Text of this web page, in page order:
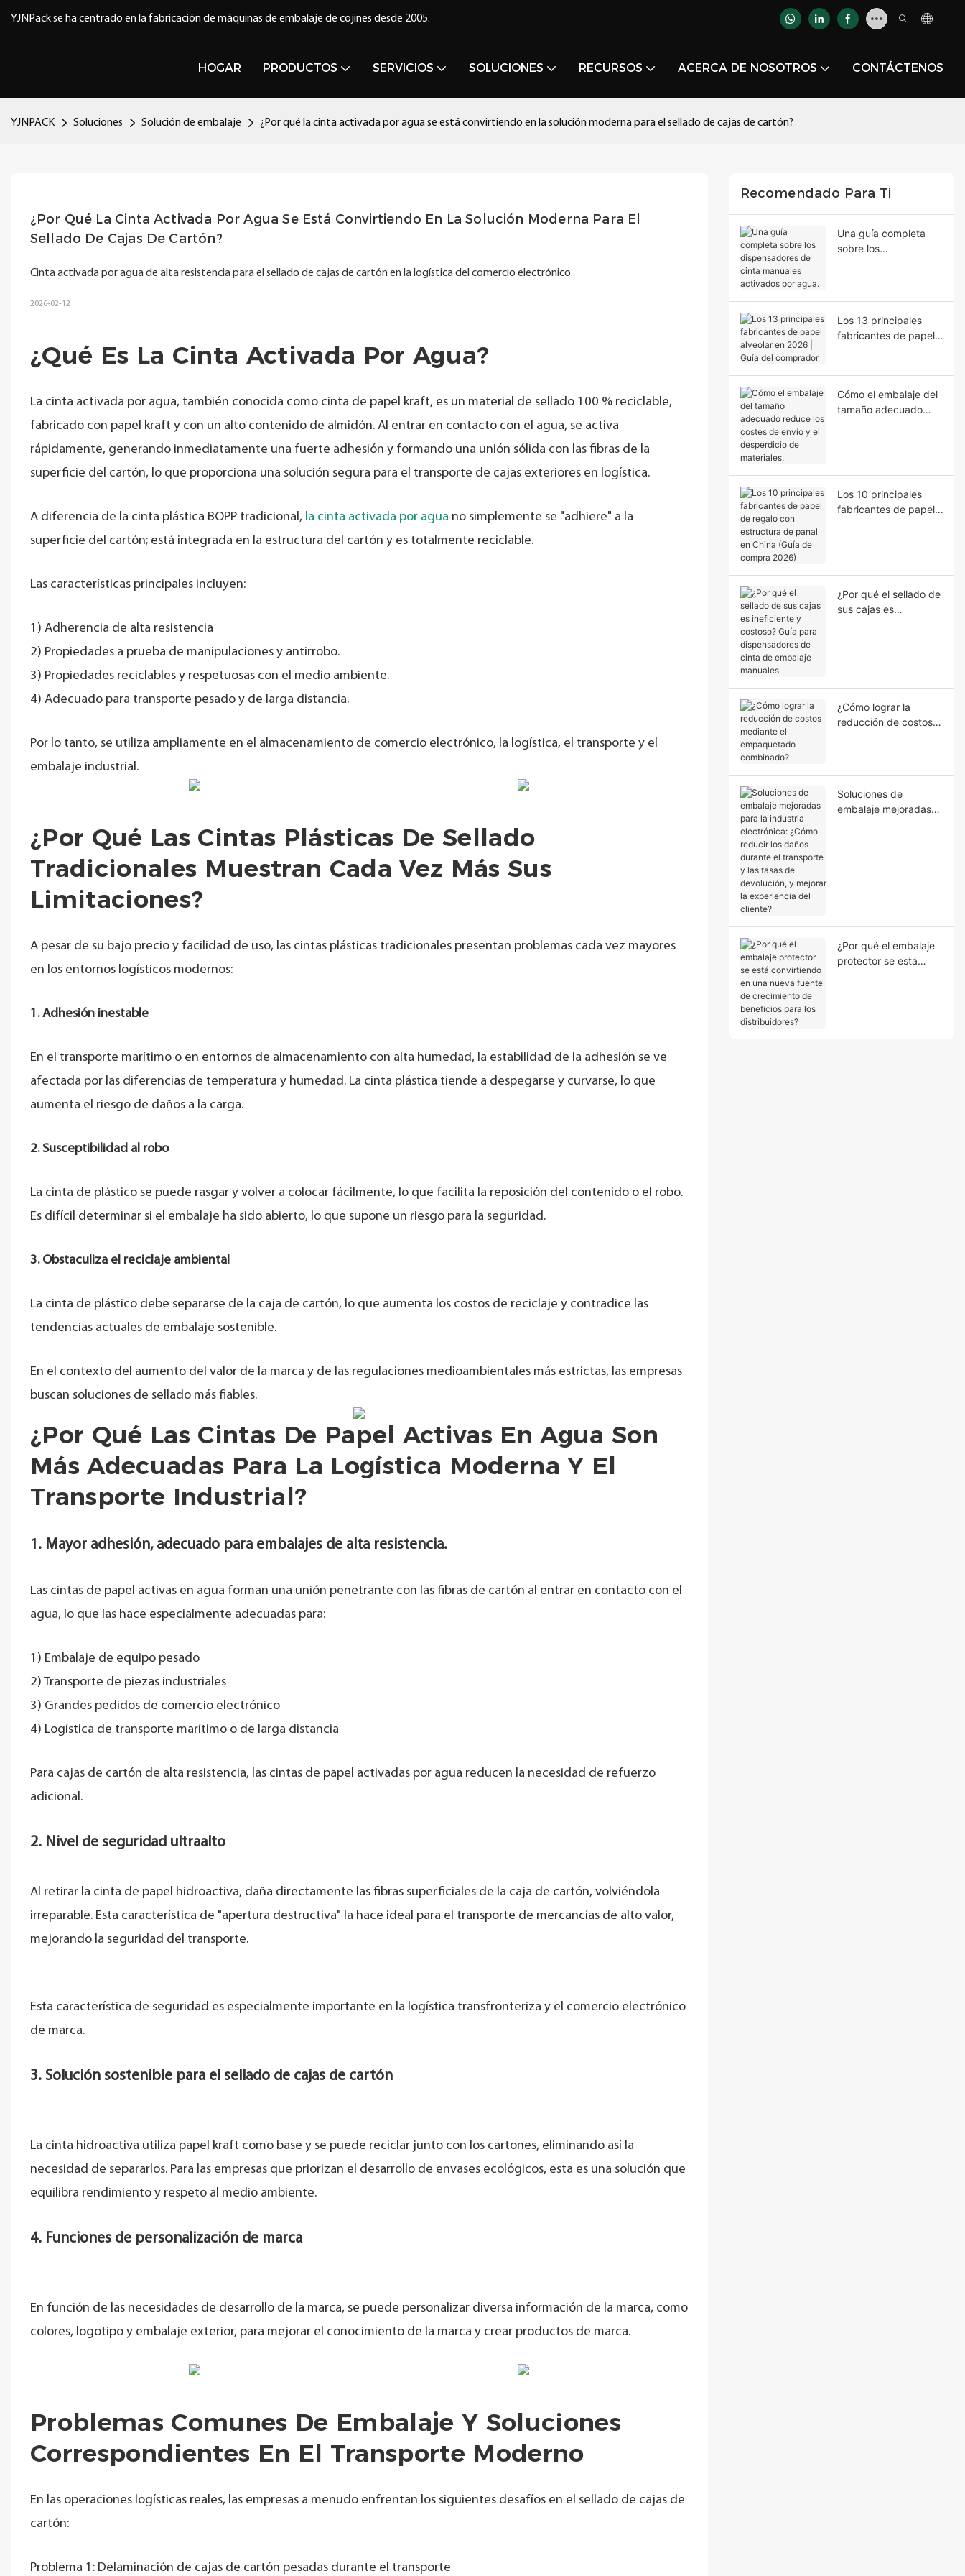
YJNPack se ha centrado en la fabricación de máquinas de embalaje de cojines desde 2005.
HOGAR PRODUCTOS SERVICIOS SOLUCIONES RECURSOS ACERCA DE NOSOTROS CONTÁCTENOS
YJNPACK Soluciones Solución de embalaje ¿Por qué la cinta activada por agua se está convirtiendo en la solución moderna para el sellado de cajas de cartón?
¿Por Qué La Cinta Activada Por Agua Se Está Convirtiendo En La Solución Moderna Para El
Sellado De Cajas De Cartón?
Cinta activada por agua de alta resistencia para el sellado de cajas de cartón en la logística del comercio electrónico.
2026-02-12
¿Qué Es La Cinta Activada Por Agua?
La cinta activada por agua, también conocida como cinta de papel kraft, es un material de sellado 100 % reciclable,
fabricado con papel kraft y con un alto contenido de almidón. Al entrar en contacto con el agua, se activa
rápidamente, generando inmediatamente una fuerte adhesión y formando una unión sólida con las fibras de la
superficie del cartón, lo que proporciona una solución segura para el transporte de cajas exteriores en logística.
A diferencia de la cinta plástica BOPP tradicional, la cinta activada por agua no simplemente se "adhiere" a la
superficie del cartón; está integrada en la estructura del cartón y es totalmente reciclable.
Las características principales incluyen:
1) Adherencia de alta resistencia
2) Propiedades a prueba de manipulaciones y antirrobo.
3) Propiedades reciclables y respetuosas con el medio ambiente.
4) Adecuado para transporte pesado y de larga distancia.
Por lo tanto, se utiliza ampliamente en el almacenamiento de comercio electrónico, la logística, el transporte y el
embalaje industrial.
¿Por Qué Las Cintas Plásticas De Sellado
Tradicionales Muestran Cada Vez Más Sus
Limitaciones?
A pesar de su bajo precio y facilidad de uso, las cintas plásticas tradicionales presentan problemas cada vez mayores
en los entornos logísticos modernos:
1. Adhesión inestable
En el transporte marítimo o en entornos de almacenamiento con alta humedad, la estabilidad de la adhesión se ve
afectada por las diferencias de temperatura y humedad. La cinta plástica tiende a despegarse y curvarse, lo que
aumenta el riesgo de daños a la carga.
2. Susceptibilidad al robo
La cinta de plástico se puede rasgar y volver a colocar fácilmente, lo que facilita la reposición del contenido o el robo.
Es difícil determinar si el embalaje ha sido abierto, lo que supone un riesgo para la seguridad.
3. Obstaculiza el reciclaje ambiental
La cinta de plástico debe separarse de la caja de cartón, lo que aumenta los costos de reciclaje y contradice las
tendencias actuales de embalaje sostenible.
En el contexto del aumento del valor de la marca y de las regulaciones medioambientales más estrictas, las empresas
buscan soluciones de sellado más fiables.
¿Por Qué Las Cintas De Papel Activas En Agua Son
Más Adecuadas Para La Logística Moderna Y El
Transporte Industrial?
1. Mayor adhesión, adecuado para embalajes de alta resistencia.
Las cintas de papel activas en agua forman una unión penetrante con las fibras de cartón al entrar en contacto con el
agua, lo que las hace especialmente adecuadas para:
1) Embalaje de equipo pesado
2) Transporte de piezas industriales
3) Grandes pedidos de comercio electrónico
4) Logística de transporte marítimo o de larga distancia
Para cajas de cartón de alta resistencia, las cintas de papel activadas por agua reducen la necesidad de refuerzo
adicional.
2. Nivel de seguridad ultraalto
Al retirar la cinta de papel hidroactiva, daña directamente las fibras superficiales de la caja de cartón, volviéndola
irreparable. Esta característica de "apertura destructiva" la hace ideal para el transporte de mercancías de alto valor,
mejorando la seguridad del transporte.
Esta característica de seguridad es especialmente importante en la logística transfronteriza y el comercio electrónico
de marca.
3. Solución sostenible para el sellado de cajas de cartón
La cinta hidroactiva utiliza papel kraft como base y se puede reciclar junto con los cartones, eliminando así la
necesidad de separarlos. Para las empresas que priorizan el desarrollo de envases ecológicos, esta es una solución que
equilibra rendimiento y respeto al medio ambiente.
4. Funciones de personalización de marca
En función de las necesidades de desarrollo de la marca, se puede personalizar diversa información de la marca, como
colores, logotipo y embalaje exterior, para mejorar el conocimiento de la marca y crear productos de marca.
Problemas Comunes De Embalaje Y Soluciones
Correspondientes En El Transporte Moderno
En las operaciones logísticas reales, las empresas a menudo enfrentan los siguientes desafíos en el sellado de cajas de
cartón:
Problema 1: Delaminación de cajas de cartón pesadas durante el transporte
Recomendado Para Ti
Una guía completa
sobre los
Los 13 principales
fabricantes de papel
Cómo el embalaje del
tamaño adecuado
Los 10 principales
fabricantes de papel
¿Por qué el sellado de
sus cajas es
¿Cómo lograr la
reducción de costos
Soluciones de
embalaje mejoradas
cliente?
¿Por qué el embalaje
protector se está